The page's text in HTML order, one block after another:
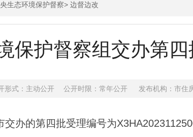
生态环境保护督察> 边督边改
保护督察组交办第
形式：主动公开 公开时限：常年公开 发布机构：市住
办的第四批受理编号为